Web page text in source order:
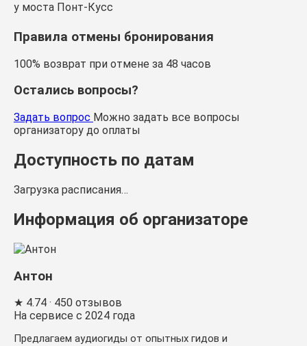
у моста Понт-Кусс
Правила отмены бронирования
100% возврат при отмене за 48 часов
Остались вопросы?
Задать вопрос Можно задать все вопросы
организатору до оплаты
Доступность по датам
Загрузка расписания…
Информация об организаторе
Антон
★ 4.74 · 450 отзывов
На сервисе с 2024 года
Предлагаем аудиогиды от опытных гидов и